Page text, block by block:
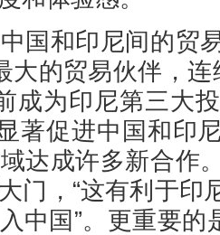
和印尼间的贸
大的贸易伙伴，
成为印尼第三大
著促进中国和印
达成许多新合作
门，“这有利于印
中国”。更重要